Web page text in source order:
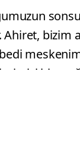
bizim